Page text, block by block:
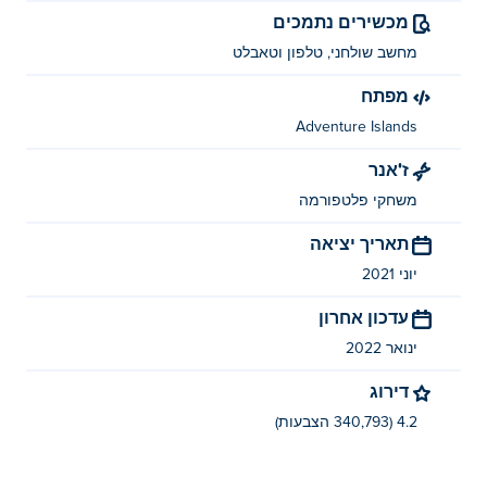
מכשירים נתמכים
מחשב שולחני, טלפון וטאבלט
מפתח
Adventure Islands
ז'אנר
משחקי פלטפורמה
תאריך יציאה
יוני 2021
עדכון אחרון
ינואר 2022
דירוג
4.2 (340,793 הצבעות)